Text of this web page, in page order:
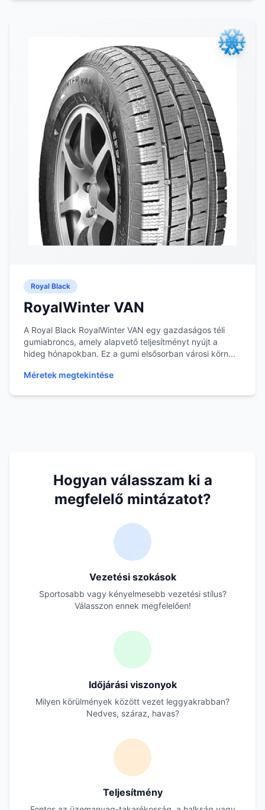
Royal Black
RoyalWinter VAN
A Royal Black RoyalWinter VAN egy gazdaságos téli
gumiabroncs, amely alapvető teljesítményt nyújt a
hideg hónapokban. Ez a gumi elsősorban városi körn...
Méretek megtekintése
Hogyan válasszam ki a
megfelelő mintázatot?
Vezetési szokások
Sportosabb vagy kényelmesebb vezetési stílus?
Válasszon ennek megfelelően!
Időjárási viszonyok
Milyen körülmények között vezet leggyakrabban?
Nedves, száraz, havas?
Teljesítmény